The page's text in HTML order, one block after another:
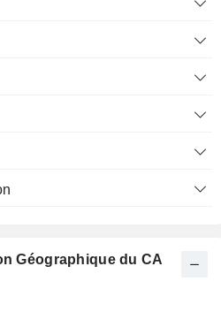
Géographique du CA